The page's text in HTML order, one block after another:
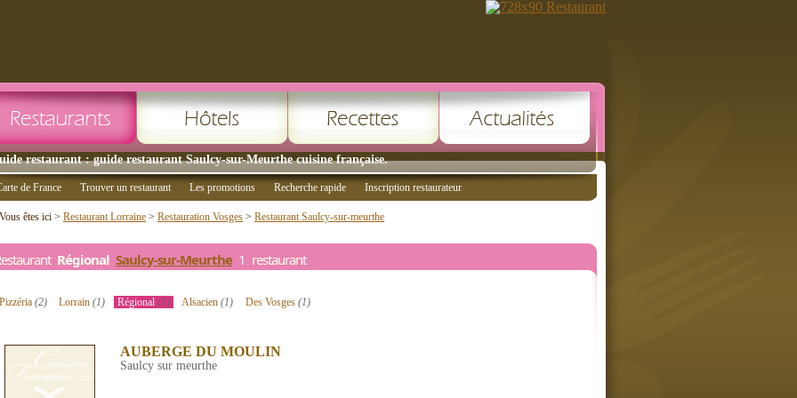
restaurant : guide restaurant Saulcy-sur-Meurthe cuisine française.
de France Trouver un restaurant Les promotions Recherche rapide Inscription restaurateur
Vous êtes ici > Restaurant Lorraine > Restauration Vosges > Restaurant Saulcy-sur-meurthe
Régional Saulcy-sur-Meurthe1 restaurant
Pizzéria (2) Lorrain(1) Régional (1) Alsacien(1) Des Vosges (1)
AUBERGE DU MOULIN
Saulcy sur meurthe